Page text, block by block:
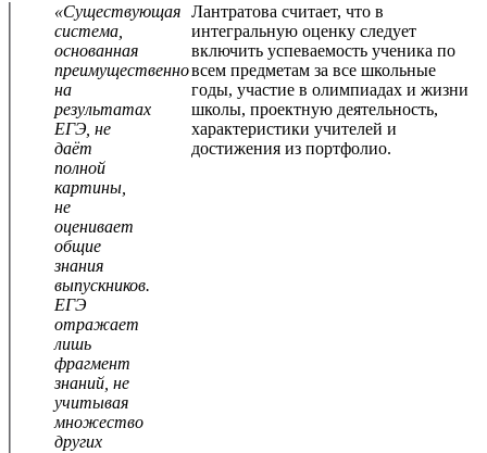
«Существующая
система,
основанная
преимущественно
на
результатах
ЕГЭ, не
даёт
полной
картины,
не
оценивает
общие
знания
выпускников.
ЕГЭ
отражает
лишь
фрагмент
знаний, не
учитывая
множество
других
Лантратова считает, что в
интегральную оценку следует
включить успеваемость ученика по
всем предметам за все школьные
годы, участие в олимпиадах и жизни
школы, проектную деятельность,
характеристики учителей и
достижения из портфолио.